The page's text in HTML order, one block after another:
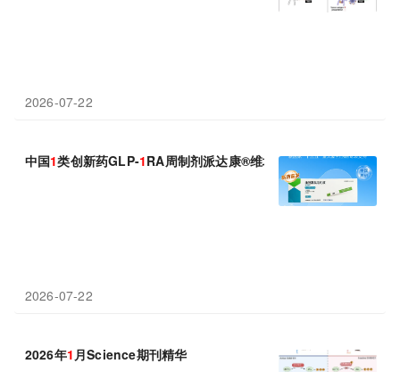
2026-07-22
中国1类创新药GLP-1RA周制剂派达康®维培那肽重磅上市 阿里健
2026-07-22
2026年1 月Science期刊精华